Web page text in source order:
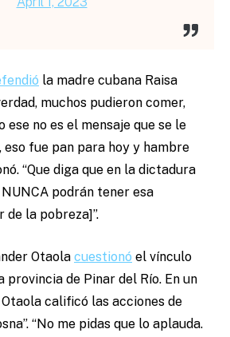
la madre cubana Raisa
muchos pudieron comer,
no es el mensaje que se le
eso fue pan para hoy y hambre
“Que diga que en la dictadura
podrán tener esa
de la pobreza]”.
Otaola cuestionó el vínculo
de Pinar del Río. En un
Otaola calificó las acciones de
“No me pidas que lo aplauda.